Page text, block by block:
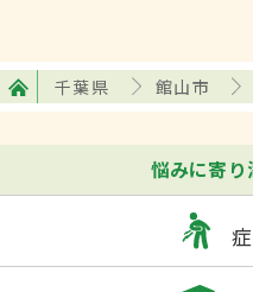
千葉県 館山市
悩みに寄り